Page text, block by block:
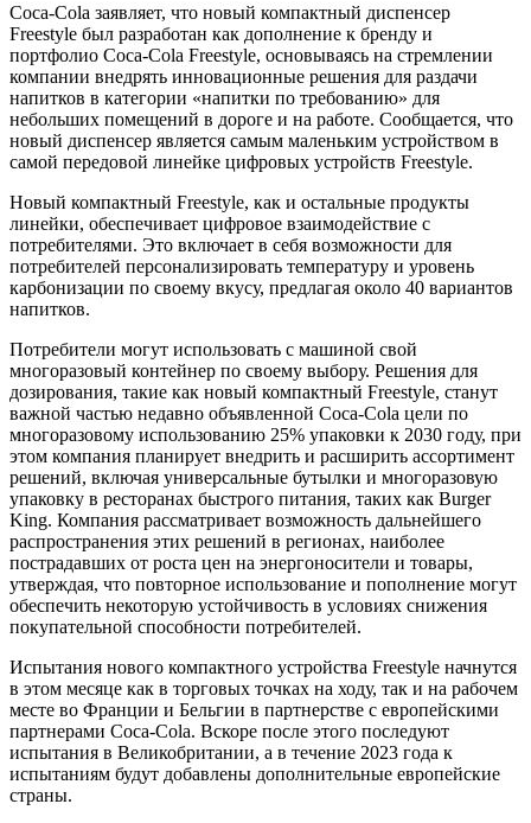
Coca-Cola заявляет, что новый компактный диспенсер
Freestyle был разработан как дополнение к бренду и
портфолио Coca-Cola Freestyle, основываясь на стремлении
компании внедрять инновационные решения для раздачи
напитков в категории «напитки по требованию» для
небольших помещений в дороге и на работе. Сообщается, что
новый диспенсер является самым маленьким устройством в
самой передовой линейке цифровых устройств Freestyle.
Новый компактный Freestyle, как и остальные продукты
линейки, обеспечивает цифровое взаимодействие с
потребителями. Это включает в себя возможности для
потребителей персонализировать температуру и уровень
карбонизации по своему вкусу, предлагая около 40 вариантов
напитков.
Потребители могут использовать с машиной свой
многоразовый контейнер по своему выбору. Решения для
дозирования, такие как новый компактный Freestyle, станут
важной частью недавно объявленной Coca-Cola цели по
многоразовому использованию 25% упаковки к 2030 году, при
этом компания планирует внедрить и расширить ассортимент
решений, включая универсальные бутылки и многоразовую
упаковку в ресторанах быстрого питания, таких как Burger
King. Компания рассматривает возможность дальнейшего
распространения этих решений в регионах, наиболее
пострадавших от роста цен на энергоносители и товары,
утверждая, что повторное использование и пополнение могут
обеспечить некоторую устойчивость в условиях снижения
покупательной способности потребителей.
Испытания нового компактного устройства Freestyle начнутся
в этом месяце как в торговых точках на ходу, так и на рабочем
месте во Франции и Бельгии в партнерстве с европейскими
партнерами Coca-Cola. Вскоре после этого последуют
испытания в Великобритании, а в течение 2023 года к
испытаниям будут добавлены дополнительные европейские
страны.